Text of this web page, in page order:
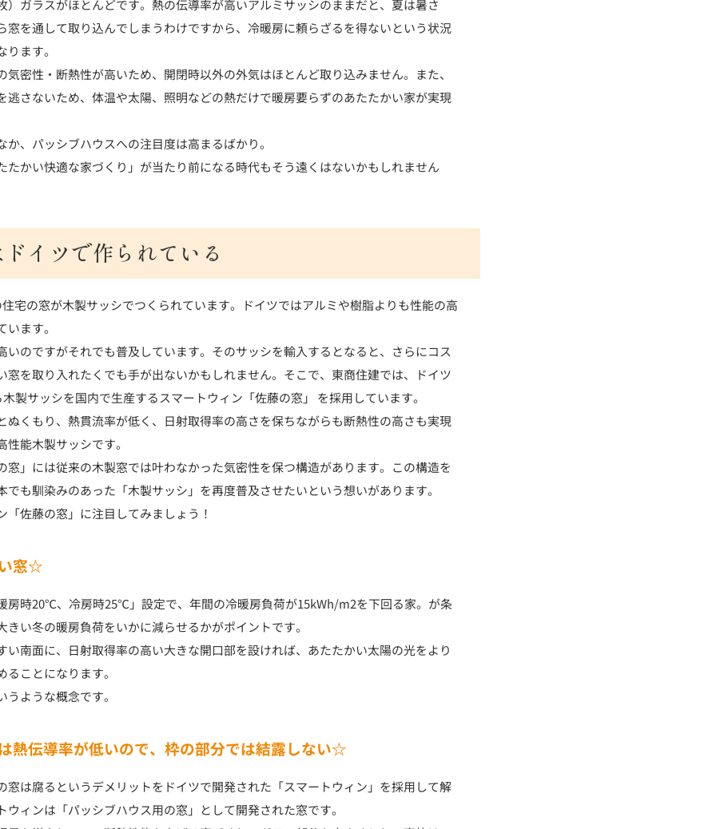
）ガラスがほとんどです。熱の伝導率が高いアルミサッシのままだと、夏は暑さ
窓を通して取り込んでしまうわけですから、冷暖房に頼らざるを得ないという状況
ます。
気密性・断熱性が高いため、開閉時以外の外気はほとんど取り込みません。また、
逃さないため、体温や太陽、照明などの熱だけで暖房要らずのあたたかい家が実現
か、パッシブハウスへの注目度は高まるばかり。
たかい快適な家づくり」が当たり前になる時代もそう遠くはないかもしれません
イツで作られている
宅の窓が木製サッシでつくられています。ドイツではアルミや樹脂よりも性能の高
ます。
いのですがそれでも普及しています。そのサッシを輸入するとなると、さらにコス
窓を取り入れたくでも手が出ないかもしれません。そこで、東商住建では、ドイツ
製サッシを国内で生産するスマートウィン「佐藤の窓」 を採用しています。
ぬくもり、熱貫流率が低く、日射取得率の高さを保ちながらも断熱性の高さも実現
能木製サッシです。
窓」には従来の木製窓では叶わなかった気密性を保つ構造があります。この構造を
でも馴染みのあった「木製サッシ」を再度普及させたいという想いがあります。
「佐藤の窓」に注目してみましょう！
窓☆
房時20℃、冷房時25℃」設定で、年間の冷暖房負荷が15kWh/m2を下回る家。が条
い冬の暖房負荷をいかに減らせるかがポイントです。
い南面に、日射取得率の高い大きな開口部を設ければ、あたたかい太陽の光をより
ことになります。
うような概念です。
熱伝導率が低いので、枠の部分では結露しない☆
窓は腐るというデメリットをドイツで開発された「スマートウィン」を採用して解
ウィンは「パッシブハウス用の窓」として開発された窓です。